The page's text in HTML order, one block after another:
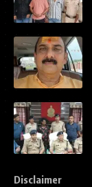
Disclaimer